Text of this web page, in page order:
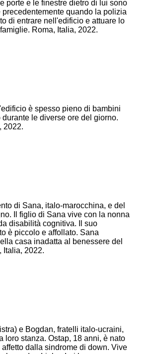
porte e le finestre dietro di lui sono
precedentemente quando la polizia
di entrare nell'edificio e attuare lo
Roma, Italia, 2022.
è spesso pieno di bambini
le diverse ore del giorno.
2022.
di Sana, italo-marocchina, e del
Il figlio di Sana vive con la nonna
disabilità cognitiva. Il suo
è piccolo e affollato. Sana
casa inadatta al benessere del
Italia, 2022.
e Bogdan, fratelli italo-ucraini,
loro stanza. Ostap, 18 anni, è nato
affetto dalla sindrome di down. Vive